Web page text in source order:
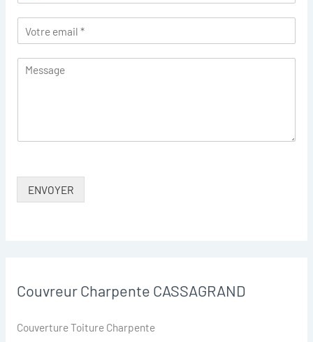
ENVOYER
Couvreur Charpente CASSAGRAND
Couverture Toiture Charpente